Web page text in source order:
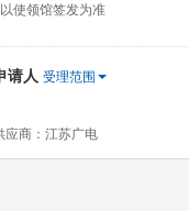
使领馆签发为准
请人 受理范围
应商：江苏广电